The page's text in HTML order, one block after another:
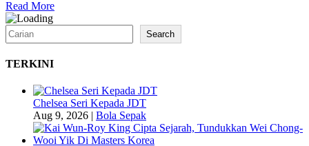
Read More
Search Search
TERKINI
Chelsea Seri Kepada JDT
Aug 9, 2026 | Bola Sepak